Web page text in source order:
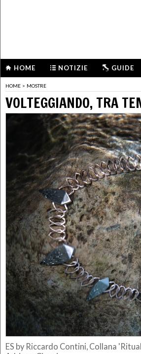
HOME NOTIZIE GUIDE
HOME > MOSTRE
VOLTEGGIANDO, TRA
ES by Riccardo Contini, Collana